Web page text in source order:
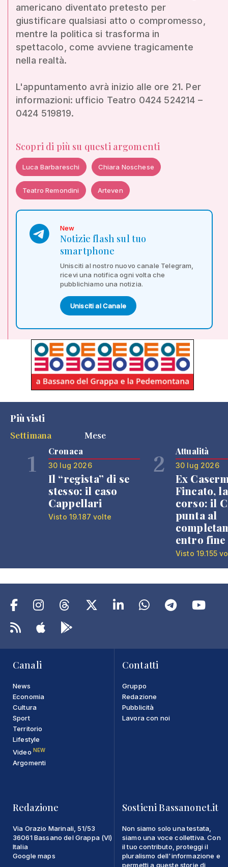
americano diventato pretesto per
giustificare qualsiasi atto o compromesso,
mentre la politica si trasforma in
spettacolo, come avviene tragicamente
nella realtà.
L'appuntamento avrà inizio alle ore 21. Per
informazioni: ufficio Teatro 0424 524214 –
0424 519819.
Scopri di più su questi argomenti
Luca Barbareschi Chiara Noschese
Teatro Remondini Arteven
New
Notizie flash sul tuo
smartphone
Unisciti al nostro nuovo canale Telegram,
ricevi una notifica ogni volta che
pubblichiamo una notizia.
Unisciti al Canale
Più visti
Settimana
Mese
1 Cronaca
30 lug 2026
Il “regista” di se
stesso: il caso
Cappellari
Visto 19.187 volte
2 Attualità
30 lug 2026
Ex
Fincato,
corso: il
punta al
entro fine
Visto 19.155
Canali
News
Economia
Cultura
Sport
Territorio
Lifestyle
Video NEW
Argomenti
Contatti
Gruppo
Redazione
Pubblicità
Lavora con noi
Redazione
Via Orazio Marinali, 51/53
36061 Bassano del Grappa (VI)
Italia
Google maps
Sostieni Bassanonet.it
Non siamo solo una testata,
siamo una voce collettiva. Con
il tuo contributo, proteggi il
pluralismo dell'informazione e
permetti a queste storie di